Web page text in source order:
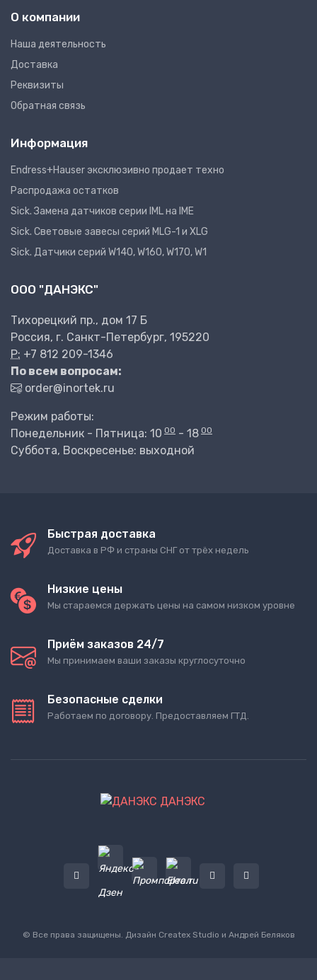
О компании
Наша деятельность
Доставка
Реквизиты
Обратная связь
Информация
Endress+Hauser эксклюзивно продает техно
Распродажа остатков
Sick. Замена датчиков серии IML на IME
Sick. Световые завесы серий MLG-1 и XLG
Sick. Датчики серий W140, W160, W170, W1
ООО "ДАНЭКС"
Тихорецкий пр., дом 17 Б
Россия, г. Санкт-Петербург, 195220
P: +7 812 209-1346
По всем вопросам:
order@inortek.ru
Режим работы:
Понедельник - Пятница: 10 00 - 18 00
Суббота, Воскресенье: выходной
Быстрая доставка
Доставка в РФ и страны СНГ от трёх недель
Низкие цены
Мы стараемся держать цены на самом низком уровне
Приём заказов 24/7
Мы принимаем ваши заказы круглосуточно
Безопасные сделки
Работаем по договору. Предоставляем ГТД.
ДАНЭКС
© Все права защищены. Дизайн Createx Studio и Андрей Беляков